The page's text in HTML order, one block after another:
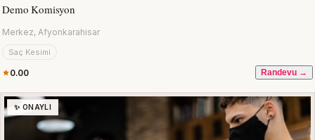
Demo Komisyon
Merkez, Afyonkarahisar
Saç Kesimi
0.00 Randevu →
✨ ONAYLI